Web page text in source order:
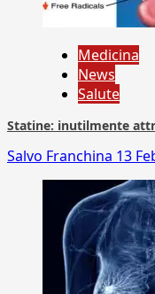
Medicina
News
Salute
Statine: inutilmente
Salvo Franchina 13